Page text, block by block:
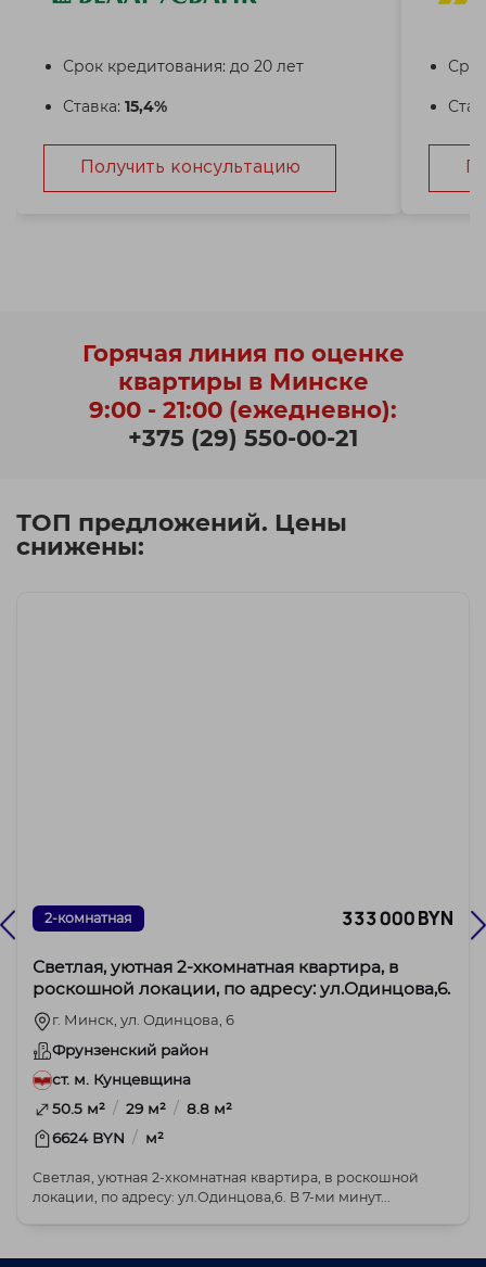
Срок кредитования: до 20 лет
Ставка: 15,4%
Получить консультацию
Горячая линия по оценке
квартиры в Минске
9:00 - 21:00 (ежедневно):
+375 (29) 550-00-21
ТОП предложений. Цены
снижены:
2-комнатная 333 000 BYN
Светлая, уютная 2-хкомнатная квартира, в
роскошной локации, по адресу: ул.Одинцова,6.
г. Минск, ул. Одинцова, 6
Фрунзенский район
ст. м. Кунцевщина
50.5 м² / 29 м² / 8.8 м²
6624 BYN / м²
Светлая, уютная 2-хкомнатная квартира, в роскошной
локации, по адресу: ул.Одинцова,6. В 7-ми минут...